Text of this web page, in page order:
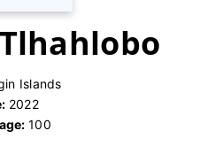
Islands
2022
100